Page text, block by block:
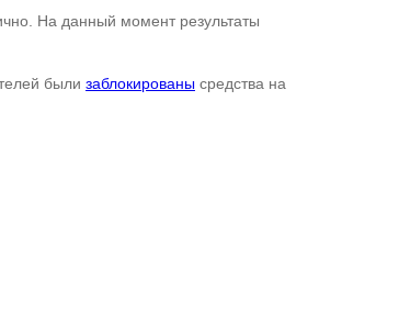
На данный момент результаты
были заблокированы средства на